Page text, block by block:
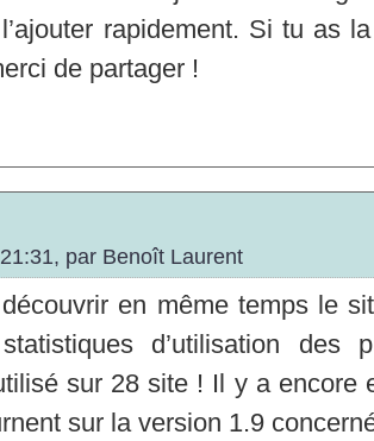
rapidement. Si tu as
de partager !
par Benoît Laurent
en même temps le
d’utilisation des
sur 28 site ! Il y a encore
sur la version 1.9